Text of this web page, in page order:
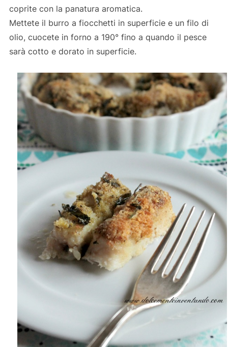
coprite con la panatura aromatica.
Mettete il burro a fiocchetti in superficie e un filo di
olio, cuocete in forno a 190° fino a quando il pesce
sarà cotto e dorato in superficie.